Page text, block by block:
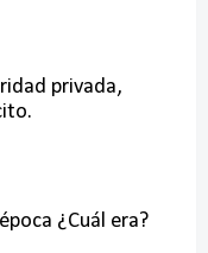
privada,
¿Cuál era?